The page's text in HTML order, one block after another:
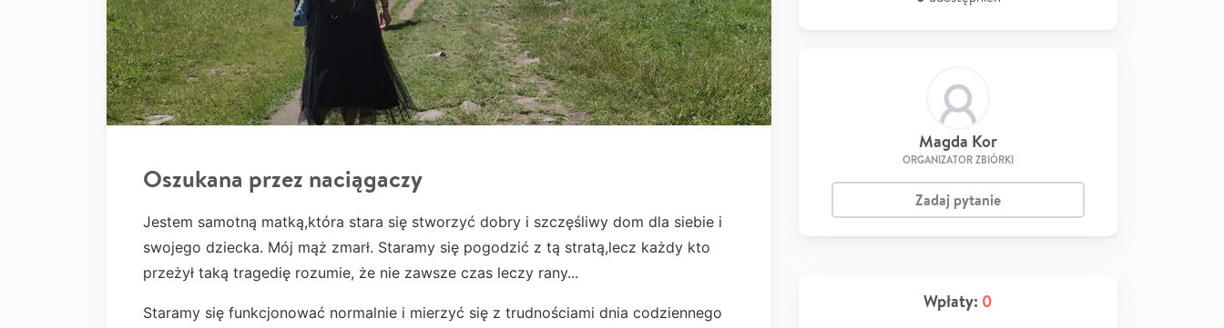
Oszukana przez naciągaczy
Jestem samotną matką,która stara się stworzyć dobry i szczęśliwy dom dla siebie i
swojego dziecka. Mój mąż zmarł. Staramy się pogodzić z tą stratą,lecz każdy kto
przeżył taką tragedię rozumie, że nie zawsze czas leczy rany...
Staramy się funkcjonować normalnie i mierzyć się z trudnościami dnia codziennego
Magda Kor
ORGANIZATOR ZBIÓRKI
Zadaj pytanie
Wpłaty: 0